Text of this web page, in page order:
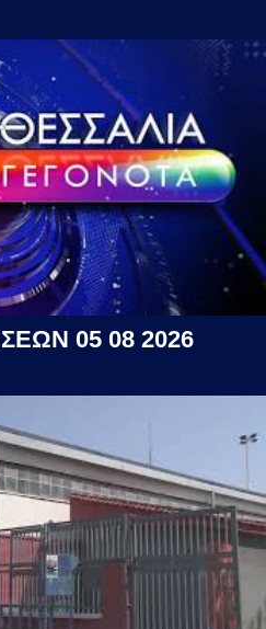
05 08 2026